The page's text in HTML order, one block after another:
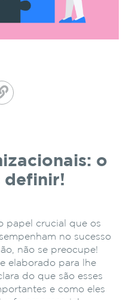
o
definir!
papel crucial que os
no sucesso
não se preocupe!
elaborado para lhe
do que são esses
e como eles